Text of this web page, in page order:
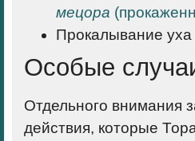
мецора
Прокалывание уха
Особые
Отдельного внимания
действия, которые